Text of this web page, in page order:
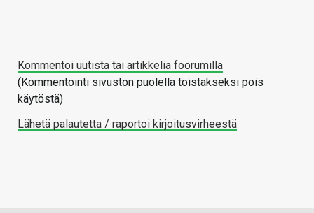
Kommentoi uutista tai artikkelia foorumilla
(Kommentointi sivuston puolella toistakseksi pois
käytöstä)
Lähetä palautetta / raportoi kirjoitusvirheestä